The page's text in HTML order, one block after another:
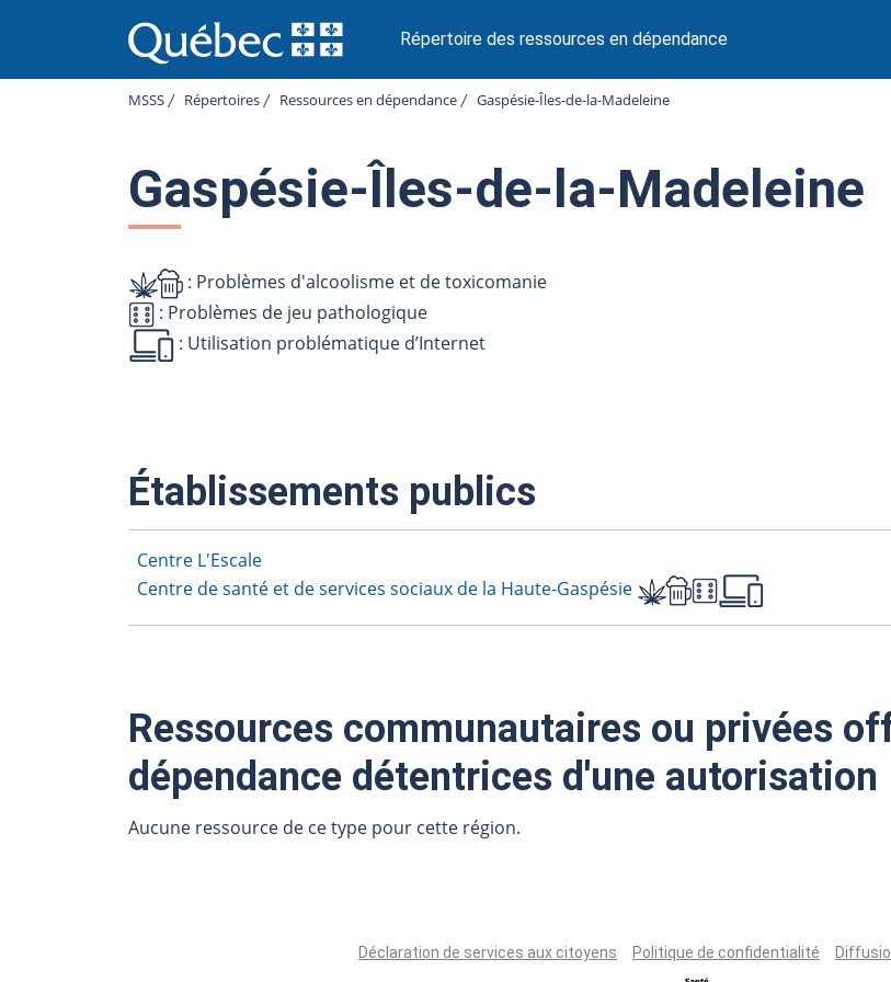
a
s
s
e
u
c
o
t
e
n
u
Répertoire des ressources en dépendance
MSSS Répertoires Ressources en dépendance Gaspésie-Îles-de-la-Madeleine
Gaspésie-Îles-de-la-Madeleine
: Problèmes d'alcoolisme et de toxicomanie
: Problèmes de jeu pathologique
: Utilisation problématique d’Internet
Établissements publics
Centre L'Escale
Centre de santé et de services sociaux de la Haute-Gaspésie
Ressources communautaires ou privées
dépendance détentrices d'une autorisation
Aucune ressource de ce type pour cette région.
Déclaration de services aux citoyens Politique de confidentialité